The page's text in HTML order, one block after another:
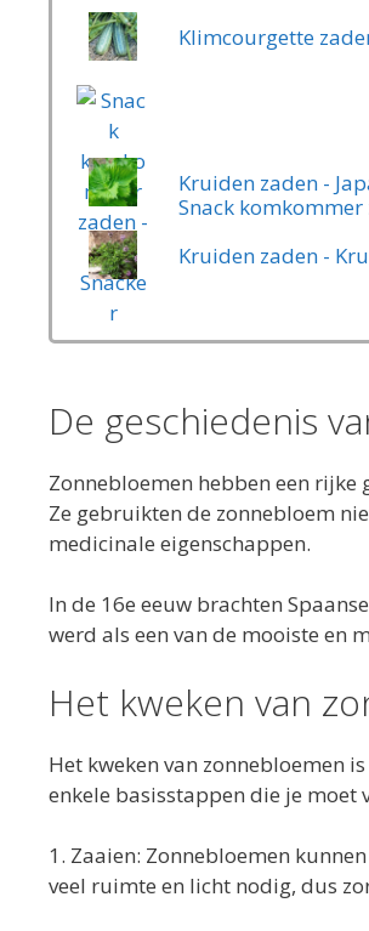
Klimcourgette
Snack komkommer
Kruiden zaden -
Kruiden zaden -
De geschiedenis
Zonnebloemen hebben een
Ze gebruikten de zonnebloem
medicinale eigenschappen.
In de 16e eeuw brachten
werd als een van de mooiste en
Het kweken van
Het kweken van zonnebloemen
enkele basisstappen die je moet
1. Zaaien: Zonnebloemen
veel ruimte en licht nodig, dus